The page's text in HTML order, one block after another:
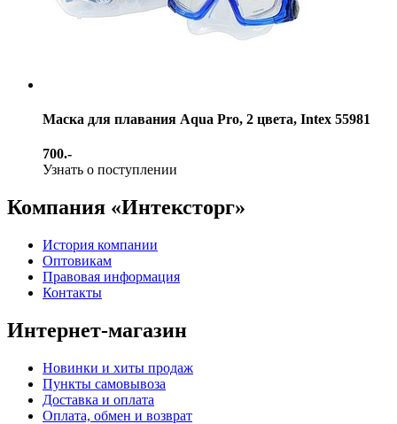
Маска для плавания Aqua Pro, 2 цвета, Intex 55981
700.-
Узнать о поступлении
Компания «Интексторг»
История компании
Оптовикам
Правовая информация
Контакты
Интернет-магазин
Новинки и хиты продаж
Пункты самовывоза
Доставка и оплата
Оплата, обмен и возврат